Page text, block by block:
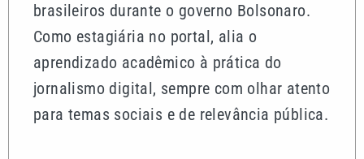
brasileiros durante o governo Bolsonaro.
Como estagiária no portal, alia o
aprendizado acadêmico à prática do
jornalismo digital, sempre com olhar atento
para temas sociais e de relevância pública.